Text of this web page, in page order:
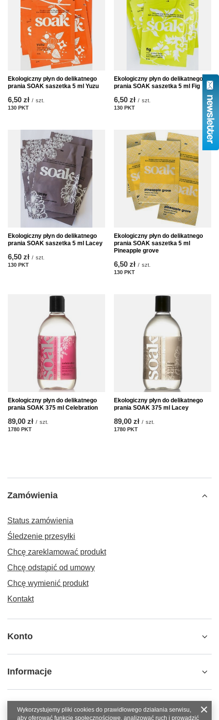
Ekologiczny płyn do delikatnego
prania SOAK saszetka 5 ml Yuzu
6,50 zł / szt.
130 PKT
Ekologiczny płyn do delikatnego
prania SOAK saszetka 5 ml Fig
6,50 zł / szt.
130 PKT
Ekologiczny płyn do delikatnego
prania SOAK saszetka 5 ml Lacey
6,50 zł / szt.
130 PKT
Ekologiczny płyn do delikatnego
prania SOAK saszetka 5 ml
Pineapple grove
6,50 zł / szt.
130 PKT
Ekologiczny płyn do delikatnego
prania SOAK 375 ml Celebration
89,00 zł / szt.
1780 PKT
Ekologiczny płyn do delikatnego
prania SOAK 375 ml Lacey
89,00 zł / szt.
1780 PKT
Zamówienia
Status zamówienia
Śledzenie przesyłki
Chcę zareklamować produkt
Chcę odstąpić od umowy
Chcę wymienić produkt
Kontakt
Konto
Informacje
Wykorzystujemy pliki cookies do prawidłowego działania serwisu,
aby oferować funkcje społecznościowe, analizować ruch i prowadzić